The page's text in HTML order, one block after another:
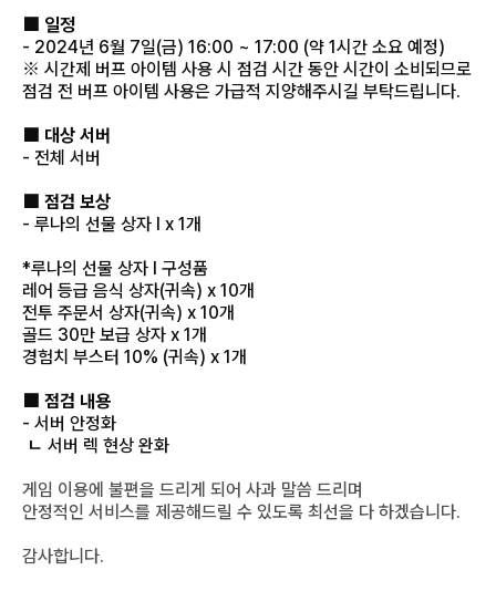
■ 일정
- 2024년 6월 7일(금) 16:00 ~ 17:00 (약 1시간 소요 예정)
※ 시간제 버프 아이템 사용 시 점검 시간 동안 시간이 소비되므로
점검 전 버프 아이템 사용은 가급적 지양해주시길 부탁드립니다.
■ 대상 서버
- 전체 서버
■ 점검 보상
- 루나의 선물 상자 I x 1개
*루나의 선물 상자 I 구성품
레어 등급 음식 상자(귀속) x 10개
전투 주문서 상자(귀속) x 10개
골드 30만 보급 상자 x 1개
경험치 부스터 10% (귀속) x 1개
■ 점검 내용
- 서버 안정화
ㄴ 서버 렉 현상 완화
게임 이용에 불편을 드리게 되어 사과 말씀 드리며
안정적인 서비스를 제공해드릴 수 있도록 최선을 다 하겠습니다.
감사합니다.